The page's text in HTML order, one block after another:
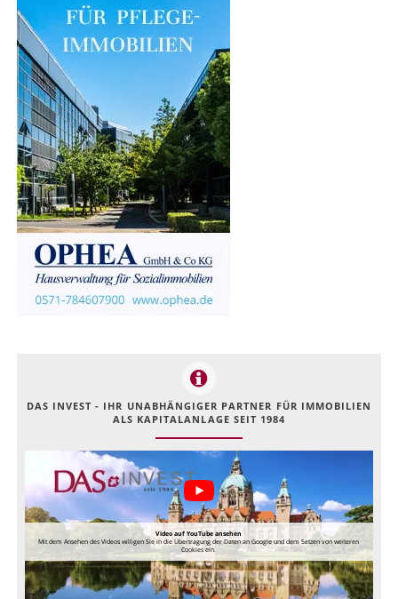
DAS INVEST - IHR UNABHÄNGIGER PARTNER FÜR IMMOBILIEN
ALS KAPITALANLAGE SEIT 1984
Video auf YouTube ansehen
Mit dem Ansehen des Videos willigen Sie in die Übertragung der Daten an Google und dem Setzen von weiteren
Cookies ein.